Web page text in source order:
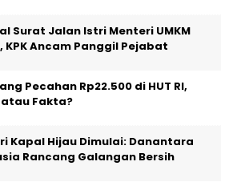
Surat Jalan Istri Menteri UMKM
KPK Ancam Panggil Pejabat
Pecahan Rp22.500 di HUT RI,
atau Fakta?
Kapal Hijau Dimulai: Danantara
Rancang Galangan Bersih